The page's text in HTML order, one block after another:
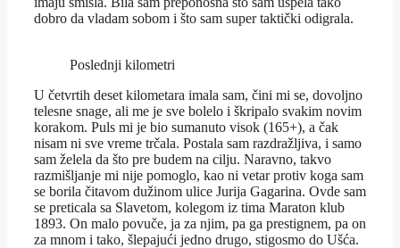
dobro da vladam sobom i što sam super taktički odigrala.
Poslednji kilometri
U četvrtih deset kilometara imala sam, čini mi se, dovoljno
telesne snage, ali me je sve bolelo i škripalo svakim novim
korakom. Puls mi je bio sumanuto visok (165+), a čak
nisam ni sve vreme trčala. Postala sam razdražljiva, i samo
sam želela da što pre budem na cilju. Naravno, takvo
razmišljanje mi nije pomoglo, kao ni vetar protiv koga sam
se borila čitavom dužinom ulice Jurija Gagarina. Ovde sam
se preticala sa Slavetom, kolegom iz tima Maraton klub
1893. On malo povuče, ja za njim, pa ga prestignem, pa on
za mnom i tako, šlepajući jedno drugo, stigosmo do Ušća.